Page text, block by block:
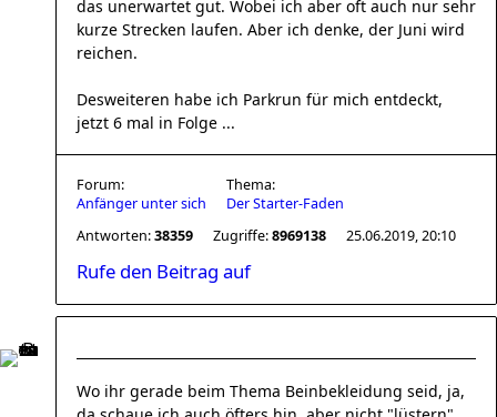
das unerwartet gut. Wobei ich aber oft auch nur sehr
kurze Strecken laufen. Aber ich denke, der Juni wird
reichen.
Desweiteren habe ich Parkrun für mich entdeckt,
jetzt 6 mal in Folge ...
Forum:
Anfänger unter sich
Thema:
Der Starter-Faden
Antworten:38359 Zugriffe:8969138 25.06.2019, 20:10
Rufe den Beitrag auf
Wo ihr gerade beim Thema Beinbekleidung seid, ja,